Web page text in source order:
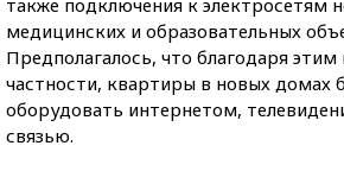
медицинских и образовательных
Предполагалось, что благодаря
частности, квартиры в новых домах
оборудовать интернетом,
связью.